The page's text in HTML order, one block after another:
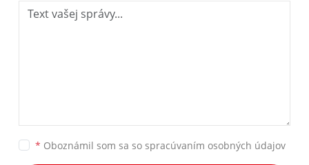
* Oboznámil som sa so spracúvaním osobných údajov